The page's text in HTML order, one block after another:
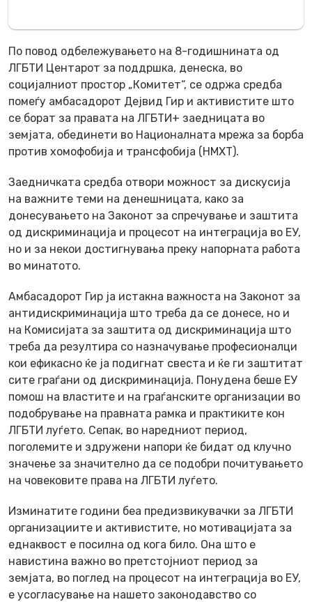
По повод одбележувањето на 8-годишнината од
ЛГБТИ Центарот за поддршка, денеска, во
социјалниот простор „Комитет“, се одржа средба
помеѓу амбасадорот Дејвид Гир и активистите што
се борат за правата на ЛГБТИ+ заедницата во
земјата, обединети во Националната мрежа за борба
против хомофобија и трансфобија (НМХТ).
Заедничката средба отвори можност за дискусија
на важните теми на денешницата, како за
донесувањето на Законот за спречување и заштита
од дискриминација и процесот на интеграција во ЕУ,
но и за некои достигнувања преку напорната работа
во минатото.
Амбасадорот Гир ја истакна важноста на Законот за
антидискриминација што треба да се донесе, но и
на Комисијата за заштита од дискриминација што
треба да резултира со назначување професионалци
кои ефикасно ќе ја подигнат свеста и ќе ги заштитат
сите граѓани од дискриминација. Понудена беше ЕУ
помош на властите и на граѓанските организации во
подобрување на правната рамка и практиките кон
ЛГБТИ луѓето. Сепак, во наредниот период,
поголемите и здружени напори ќе бидат од клучно
значење за значително да се подобри почитувањето
на човековите права на ЛГБТИ луѓето.
Изминатите години беа предизвикувачки за ЛГБТИ
организациите и активистите, но мотивацијата за
еднаквост е посилна од кога било. Она што е
навистина важно во претстојниот период за
земјата, во поглед на процесот на интеграција во ЕУ,
е усогласување на нашето законодавство со